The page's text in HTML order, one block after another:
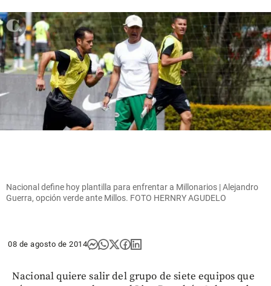
Nacional define hoy plantilla para enfrentar a Millonarios | Alejandro
Guerra, opción verde ante Millos. FOTO HERNRY AGUDELO
08 de agosto de 2014
Nacional quiere salir del grupo de siete equipos que